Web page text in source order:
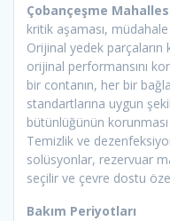
Çobançeşme
kritik aşaması,
Orijinal yedek parçaların
orijinal performansını
bir contanın, her bir
standartlarına uygun
bütünlüğünün
Temizlik ve
solüsyonlar, rezervuar
seçilir ve çevre dostu
Bakım Periyotları